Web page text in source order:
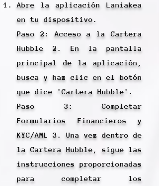
Abre la aplicación Laniakea
en tu dispositivo.
Paso 2: Acceso a la Cartera
Hubble 2. En la pantalla
principal de la aplicación,
busca y haz clic en el botón
que dice 'Cartera Hubble'.
Paso 3: Completar
Formularios Financieros y
KYC/AML 3. Una vez dentro de
la Cartera Hubble, sigue las
instrucciones proporcionadas
para completar los